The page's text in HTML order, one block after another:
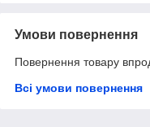
Умови повернення
Повернення товару
Всі умови повернення